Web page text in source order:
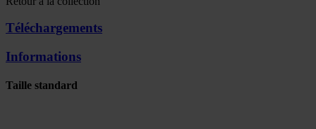
Téléchargements
Informations
Taille standard